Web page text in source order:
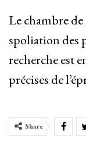
Le chambre
spoliation des
recherche est
précises de
Share